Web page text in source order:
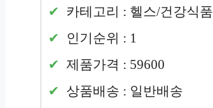
카테고리 : 헬스/건강식품
인기순위 : 1
제품가격 : 59600
상품배송 : 일반배송